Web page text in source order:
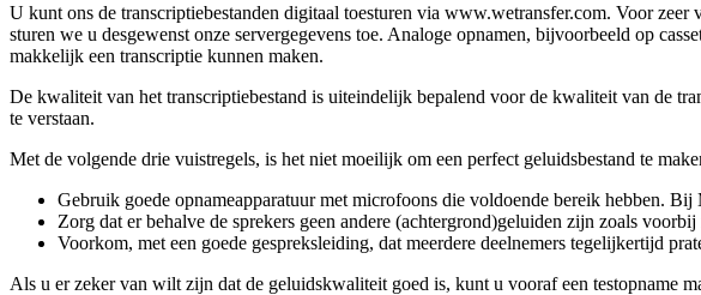
U kunt ons de transcriptiebestanden digitaal toesturen via www.wetransfer.com. Voor
sturen we u desgewenst onze servergegevens toe. Analoge opnamen, bijvoorbeeld op
makkelijk een transcriptie kunnen maken.
De kwaliteit van het transcriptiebestand is uiteindelijk bepalend voor de kwaliteit van de
te verstaan.
Met de volgende drie vuistregels, is het niet moeilijk om een perfect geluidsbestand te
Gebruik goede opnameapparatuur met microfoons die voldoende bereik hebben.
Zorg dat er behalve de sprekers geen andere (achtergrond)geluiden zijn zoals
Voorkom, met een goede gespreksleiding, dat meerdere deelnemers tegelijkertijd
Als u er zeker van wilt zijn dat de geluidskwaliteit goed is, kunt u vooraf een testopname